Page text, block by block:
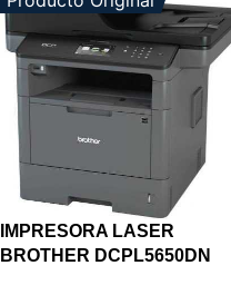
IMPRESORA LASER
BROTHER DCPL5650DN